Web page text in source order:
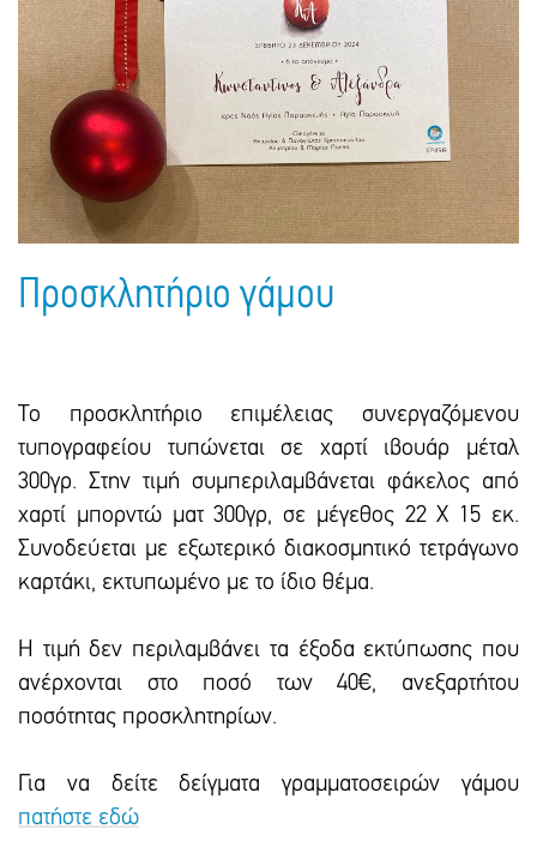
Πακέτα Δώρων
Σακούλες
Τσάντες - Ποδιές - Ομπρέλες
Βιβλία
Παιδικό Πάρτι
Παιδικά Είδη
Ημερολόγια - Ατζέντες
Γραφική Ύλη
Είδη Γραφείου
Τετράδια - Φάκελοι
Μπλοκ Ζωγραφικής
Προσκλητήριο γάμου
Το προσκλητήριο επιμέλειας συνεργαζόμενου
τυπογραφείου τυπώνεται σε χαρτί ιβουάρ μέταλ
300γρ. Στην τιμή συμπεριλαμβάνεται φάκελος από
χαρτί μπορντώ ματ 300γρ, σε μέγεθος 22 Χ 15 εκ.
Συνοδεύεται με εξωτερικό διακοσμητικό τετράγωνο
καρτάκι, εκτυπωμένο με το ίδιο θέμα.
Η τιμή δεν περιλαμβάνει τα έξοδα εκτύπωσης που
ανέρχονται στο ποσό των 40€, ανεξαρτήτου
ποσότητας προσκλητηρίων.
Για να δείτε δείγματα γραμματοσειρών γάμου
πατήστε εδώ